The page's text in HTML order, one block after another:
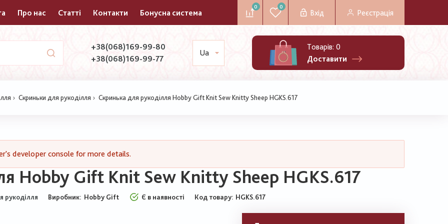
Про нас Статті Контакти Бонусна система
0 0
Вхід Реєстрація
+38(068)169-99-80
+38(068)169-99-77
Ua
Товарів: 0
Доставити
Скриньки для рукоділля Скринька для рукоділля Hobby Gift Knit Sew Knitty Sheep HGKS.617
developer console for more details.
Hobby Gift Knit Sew Knitty Sheep HGKS.617
рукоділля Виробник: Hobby Gift Є в наявності Код товару HGKS.617